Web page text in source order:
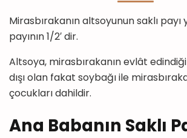
Mirasbırakanın altsoyunun saklı payı
payının 1/2′ dir.
Altsoya, mirasbırakanın evlât
dışı olan fakat soybağı ile
çocukları dahildir.
Ana Babanın Saklı